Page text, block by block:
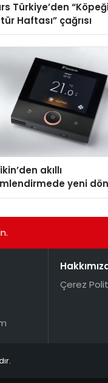
Türkiye’den
Haftası” çağrısı
akıllı
yeni
Plus Türkiye’de
Çerez